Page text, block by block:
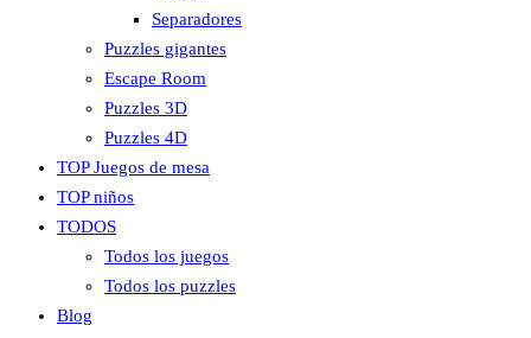
Separadores
Puzzles gigantes
Escape Room
Puzzles 3D
Puzzles 4D
TOP Juegos de mesa
TOP niños
TODOS
Todos los juegos
Todos los puzzles
Blog